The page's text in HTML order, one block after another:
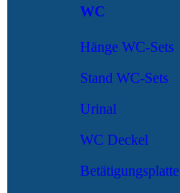
WC
Hänge WC-Sets
Stand WC-Sets
Urinal
WC Deckel
Betätigungsplatte